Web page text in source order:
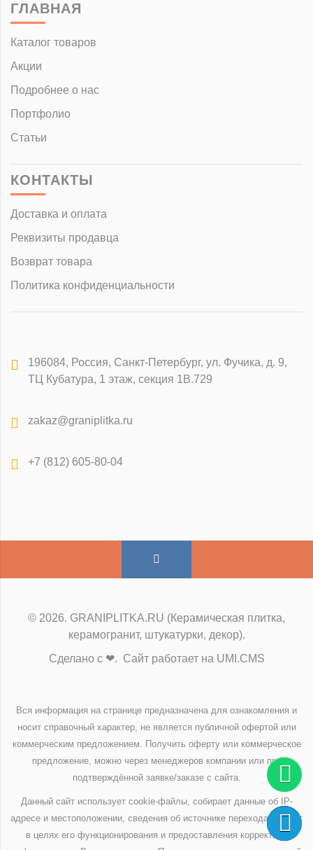
ГЛАВНАЯ
Каталог товаров
Акции
Подробнее о нас
Портфолио
Статьи
КОНТАКТЫ
Доставка и оплата
Реквизиты продавца
Возврат товара
Политика конфиденциальности
196084, Россия, Санкт-Петербург, ул. Фучика, д. 9,
ТЦ Кубатура, 1 этаж, секция 1В.729
zakaz@graniplitka.ru
+7 (812) 605-80-04
© 2026. GRANIPLITKA.RU (Керамическая плитка,
керамогранит, штукатурки, декор).
Сделано с ❤. Сайт работает на UMI.CMS
Вся информация на странице предназначена для ознакомления и
носит справочный характер, не является публичной офертой или
коммерческим предложением. Получить оферту или коммерческое
предложение, можно через менеджеров компании или при
подтверждённой заявке/заказе с сайта.
Данный сайт использует cookie-файлы, собирает данные об IP-
адресе и местоположении, сведения об источнике перехода на сайт
в целях его функционирования и предоставления корректной